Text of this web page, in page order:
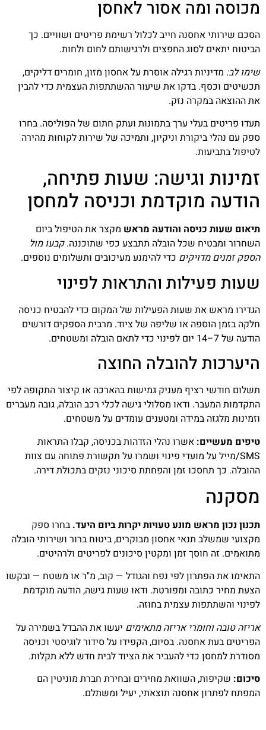
מכוסה ומה אסור לאחסן
הסכם שירותי אחסנה חייב לכלול רשימת פריטים ושוויים. כך
הביטוח יתאים לסוג החפצים ולרגישותם לחום ולחות.
שימו לב: מדיניות רגילה אוסרת על אחסון מזון, חומרים דליקים,
תכשיטים וכסף. בדקו את שיעור ההשתתפות העצמית כדי להבין
את ההוצאה במקרה נזק.
תעדו פריטים בעלי ערך בתמונות ועתק חתום של הפוליסה. בחרו
ספק עם נהלי ביקורת וניקיון, ותמיכה של שירות לקוחות מהירה
לטיפול בתביעות.
זמינות וגישה: שעות פתיחה,
הודעה מוקדמת וכניסה למחסן
תיאום שעות כניסה והודעה מראש מקצר את הטיפול ביום
השחרור ומבטיח שכל הובלה תתבצע כפי שתוכננה.קבעו מול
הספק זמנים מדויקים כדי להימנע מעיכובים ותשלומים נוספים.
שעות פעילות והתראות לפינוי
הגדירו מראש את שעות הפעילות של המקום כדי להבטיח כניסה
חלקה בזמן הוספה או שליפה של ציוד. מרבית הספקים דורשים
הודעה של 7–14 יום לפינוי כדי לתאם הובלה ומשטחים.
היערכות להובלה החוצה
תשלום חודשי רציף מעניק גמישות בהארכה או קיצור התקופה לפי
התקדמות המעבר. ודאו מסלולי גישה לכלי רכב הובלה, גובה מעברים
וזמינות מלגזה במידה ומטענים עומדים על משטחים.
טיפים מעשיים: אשרו נהלי הזדהות בכניסה, קבלו התראות
SMS/מייל על מועדי פינוי ושמרו על תקשורת פתוחה עם צוות
ההובלה. כך תחסכו זמן והפחתת סיכוני נזקים בתכולת דירה.
מסקנה
תכנון נכון מראש מונע טעויות יקרות ביום היעד. בחרו ספק
מקצועי שמשלב תנאי אחסון מבוקרים, ביטוח ברור ושירותי הובלה
מתואמים. זה חוסך זמן ומקטין סיכונים לפריטים ולרהיטים.
התאימו את הפתרון לפי נפח והגודל — קוב, מ"ר או משטח — ובקשו
הצעת מחיר כתובה ומפורטת. ודאו שעות גישה, הודעה מוקדמת
לפינוי והשתתפות עצמית בחוזה.
אריזה טובה וחומרי אריזה מתאימים יעשו את ההבדל בשמירה על
הפריטים בעת אחסנה. בסיום, הקפידו על סידור לוגיסטי וכניסה
מסודרת למחסן כדי להעביר את הציוד לבית חדש ללא תקלות.
סיכום: שקיפות, השוואת מחירים ובחירת חברת מוניטין הם
המפתח לפתרון אחסנה תוצאתי, יעיל ומשתלם.